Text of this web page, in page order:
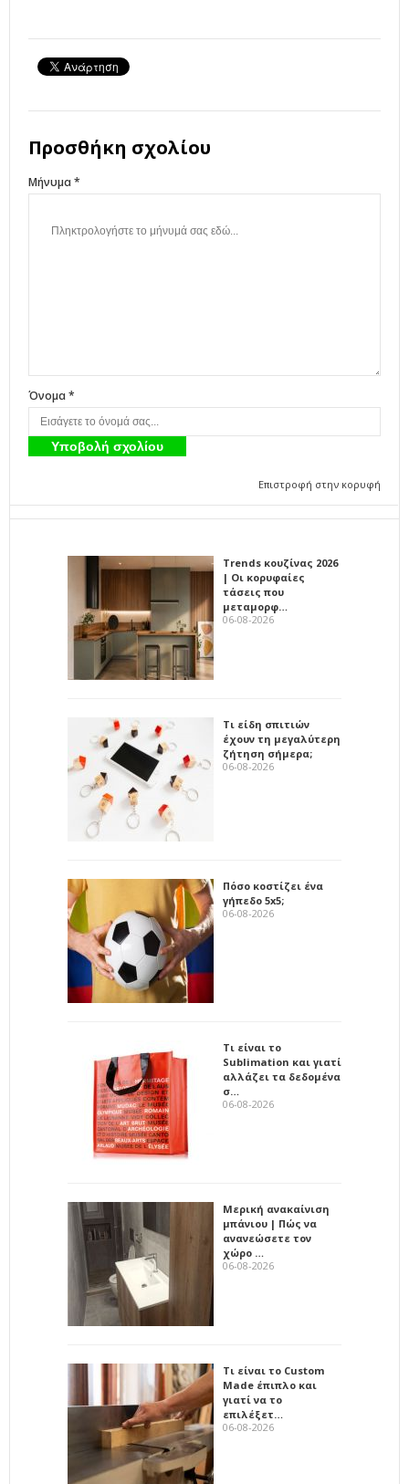
Προσθήκη σχολίου
Μήνυμα *
Όνομα *
Επιστροφή στην κορυφή
Trends κουζίνας 2026
| Οι κορυφαίες
τάσεις που
μεταμορφ…
06-08-2026
Τι είδη σπιτιών
έχουν τη μεγαλύτερη
ζήτηση σήμερα;
06-08-2026
Πόσο κοστίζει ένα
γήπεδο 5x5;
06-08-2026
Τι είναι το
Sublimation και γιατί
αλλάζει τα δεδομένα
σ…
06-08-2026
Μερική ανακαίνιση
μπάνιου | Πώς να
ανανεώσετε τον
χώρο …
06-08-2026
Τι είναι το Custom
Made έπιπλο και
γιατί να το
επιλέξετ…
06-08-2026